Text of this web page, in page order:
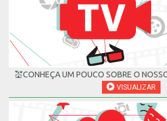
💒CONHEÇA UM POUCO SOBRE O
VISUALIZAR